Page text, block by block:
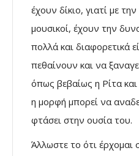
έχουν δίκιο, γιατί με
μουσικοί, έχουν την
πολλά και διαφορετικά
πεθαίνουν και να
όπως βεβαίως η Ρίτα
η μορφή μπορεί να
φτάσει στην ουσία του.
Άλλωστε το ότι έρχομαι